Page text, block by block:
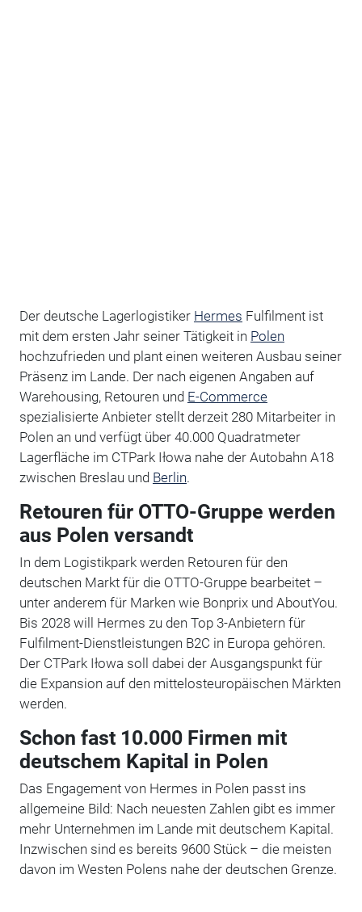
Der deutsche Lagerlogistiker Hermes Fulfilment ist
mit dem ersten Jahr seiner Tätigkeit in Polen
hochzufrieden und plant einen weiteren Ausbau seiner
Präsenz im Lande. Der nach eigenen Angaben auf
Warehousing, Retouren und E-Commerce
spezialisierte Anbieter stellt derzeit 280 Mitarbeiter in
Polen an und verfügt über 40.000 Quadratmeter
Lagerfläche im CTPark Iłowa nahe der Autobahn A18
zwischen Breslau und Berlin.
Retouren für OTTO-Gruppe werden
aus Polen versandt
In dem Logistikpark werden Retouren für den
deutschen Markt für die OTTO-Gruppe bearbeitet –
unter anderem für Marken wie Bonprix und AboutYou.
Bis 2028 will Hermes zu den Top 3-Anbietern für
Fulfilment-Dienstleistungen B2C in Europa gehören.
Der CTPark Iłowa soll dabei der Ausgangspunkt für
die Expansion auf den mittelosteuropäischen Märkten
werden.
Schon fast 10.000 Firmen mit
deutschem Kapital in Polen
Das Engagement von Hermes in Polen passt ins
allgemeine Bild: Nach neuesten Zahlen gibt es immer
mehr Unternehmen im Lande mit deutschem Kapital.
Inzwischen sind es bereits 9600 Stück – die meisten
davon im Westen Polens nahe der deutschen Grenze.